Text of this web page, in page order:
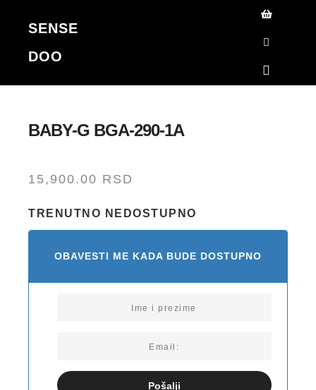
SENSE
DOO
Main
BABY-G BGA-290-1A
15,900.00 RSD
TRENUTNO NEDOSTUPNO
OBAVESTI ME KADA BUDE DOSTUPNO
Pošalji